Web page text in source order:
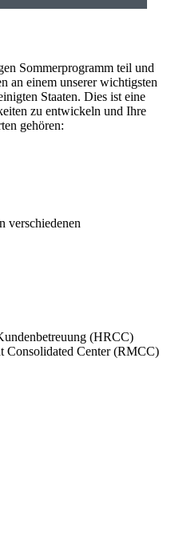
Sommerprogramm teil und
an einem unserer wichtigsten
Staaten. Dies ist eine
zu entwickeln und Ihre
gehören:
verschiedenen
(HRCC)
Consolidated Center (RMCC)